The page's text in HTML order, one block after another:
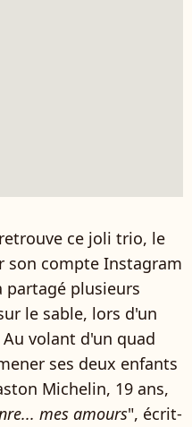
ce joli trio, le
son compte Instagram
partagé plusieurs
le sable, lors d'un
volant d'un quad
ses deux enfants
Michelin, 19 ans,
mes amours", écrit-